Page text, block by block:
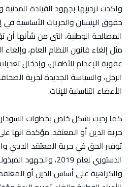
واكدت ترحيبها بجهود القيادة
حقوق الإنسان والحريات الأساسية في
المصالحة الوطنية، التي من شأنها
مثل إلغاء قانون النظام العام، وإلغاء
عقوبة الإعدام للأطفال، وإدخال
الرجل، والسياسة الجديدة لحرية
الأعضاء التناسلية للإناث.
كما رحبت بشكل خاص بخطوات
حرية الدين أو المعتقد. مؤكدة انها
توفير الحق في حرية المعتقد الديني
الدستوري لعام 2019،
والكراهية على أساس الدين أو